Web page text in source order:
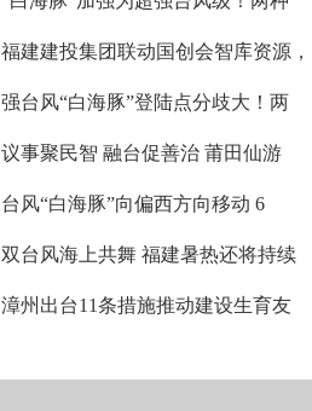
福建建投集团联动国创会智库资源，
强台风“白海豚”登陆点分歧大！两
议事聚民智 融台促善治 莆田仙游
台风“白海豚”向偏西方向移动 6
双台风海上共舞 福建暑热还将持续
漳州出台11条措施推动建设生育友